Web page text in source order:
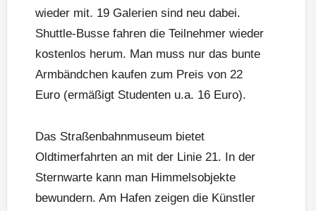
wieder mit. 19 Galerien sind neu dabei.
Shuttle-Busse fahren die Teilnehmer wieder
kostenlos herum. Man muss nur das bunte
Armbändchen kaufen zum Preis von 22
Euro (ermäßigt Studenten u.a. 16 Euro).
Das Straßenbahnmuseum bietet
Oldtimerfahrten an mit der Linie 21. In der
Sternwarte kann man Himmelsobjekte
bewundern. Am Hafen zeigen die Künstler